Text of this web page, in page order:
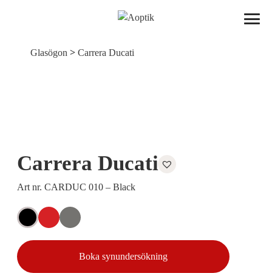
Aoptik
Glasögon > Carrera Ducati
Carrera Ducati
Art nr. CARDUC 010 – Black
Boka synundersökning